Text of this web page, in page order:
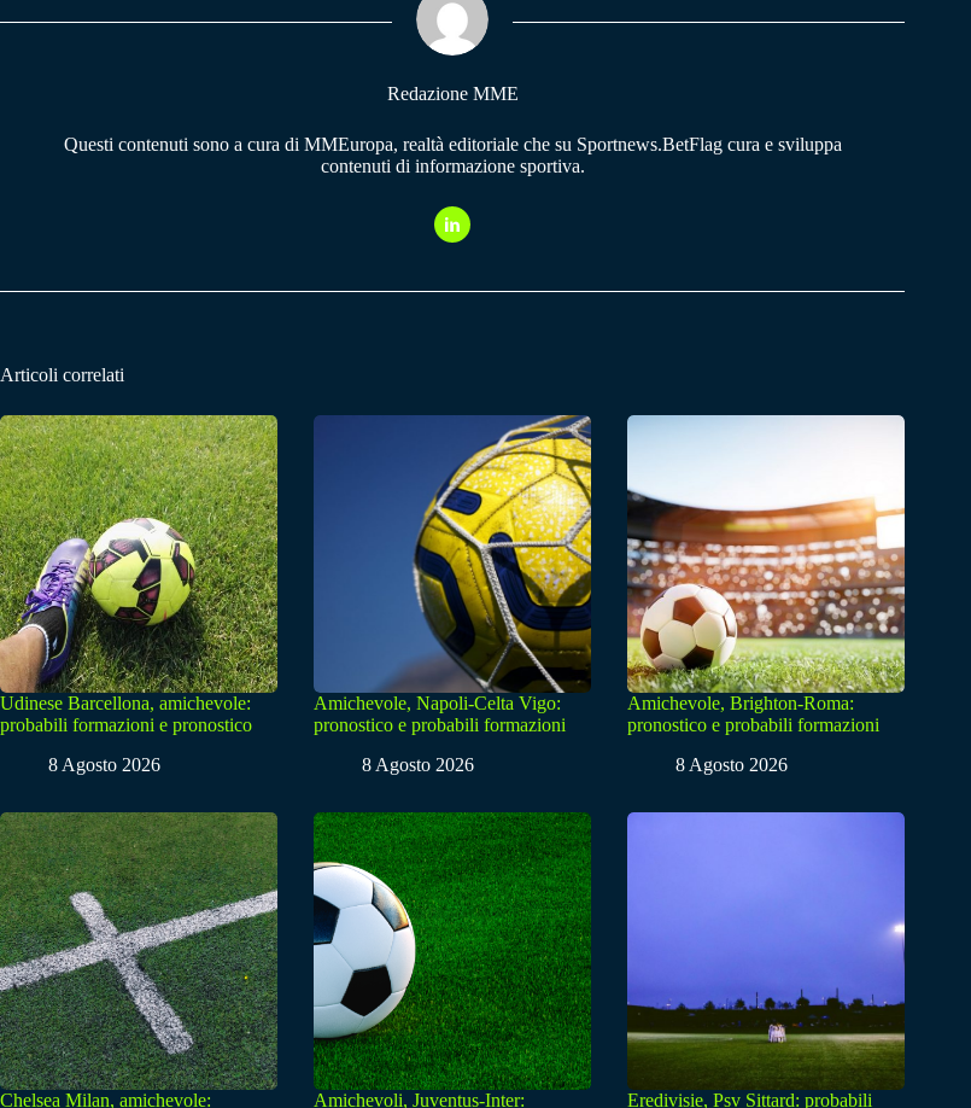
pp m
Redazione MME
Questi contenuti sono a cura di MMEuropa, realtà editoriale che su Sportnews.BetFlag cura e sviluppa
contenuti di informazione sportiva.
Articoli correlati
Udinese Barcellona, amichevole:
probabili formazioni e pronostico
8 Agosto 2026
Amichevole, Napoli-Celta Vigo:
pronostico e probabili formazioni
8 Agosto 2026
Amichevole, Brighton-Roma:
pronostico e probabili formazioni
8 Agosto 2026
Chelsea Milan, amichevole: Amichevoli, Juventus-Inter: Eredivisie, Psv Sittard: probabili